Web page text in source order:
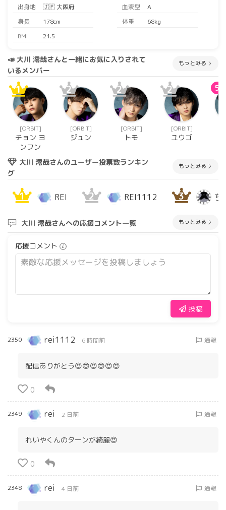
出身地
🇯🇵 大阪府 血液型
A
身長
178cm 体重
68kg
BMI
21.5
📣 大川 澪哉さんと一緒にお気に入りされて
いるメンバー
もっとみる
1
[ORΒIT]
チョン ヨ
ンフン
2
[ORΒIT]
ジュン
2
[ORΒIT]
トモ
2
[ORΒIT]
ユウゴ
5
大川 澪哉さんのユーザー投票数ランキン
グ
もっとみる
1 REI 2 REI1112 3 ち
大川 澪哉さんへの応援コメント一覧 もっとみる
応援コメント
投稿
2350 rei1112 6 時間前 通報
配信ありがとう😍😍😍😍😍😍
0
2349 rei 2 日前 通報
れいやくんのターンが綺麗😍
0
2348 rei 4 日前 通報